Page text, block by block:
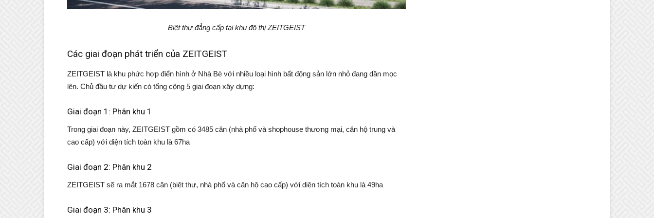
Biệt thự đẳng cấp tại khu đô thị ZEITGEIST
Các giai đoạn phát triển của ZEITGEIST
ZEITGEIST là khu phức hợp điển hình ở Nhà Bè với nhiều loại hình bất động sản lớn nhỏ đang dần mọc
lên. Chủ đầu tư dự kiến có tổng cộng 5 giai đoạn xây dựng:
Giai đoạn 1: Phân khu 1
Trong giai đoạn này, ZEITGEIST gồm có 3485 căn (nhà phố và shophouse thương mại, căn hộ trung và
cao cấp) với diện tích toàn khu là 67ha
Giai đoạn 2: Phân khu 2
ZEITGEIST sẽ ra mắt 1678 căn (biệt thự, nhà phố và căn hộ cao cấp) với diện tích toàn khu là 49ha
Giai đoạn 3: Phân khu 3